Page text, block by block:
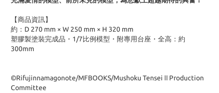
【商品資訊】
約：D 270 mm × W 250 mm × H 320 mm
塑膠製塗裝完成品・1/7比例模型・附專用台座・全高：約
300mm
©Rifujinnamagonote/MFBOOKS/Mushoku Tensei Ⅱ Production
Committee